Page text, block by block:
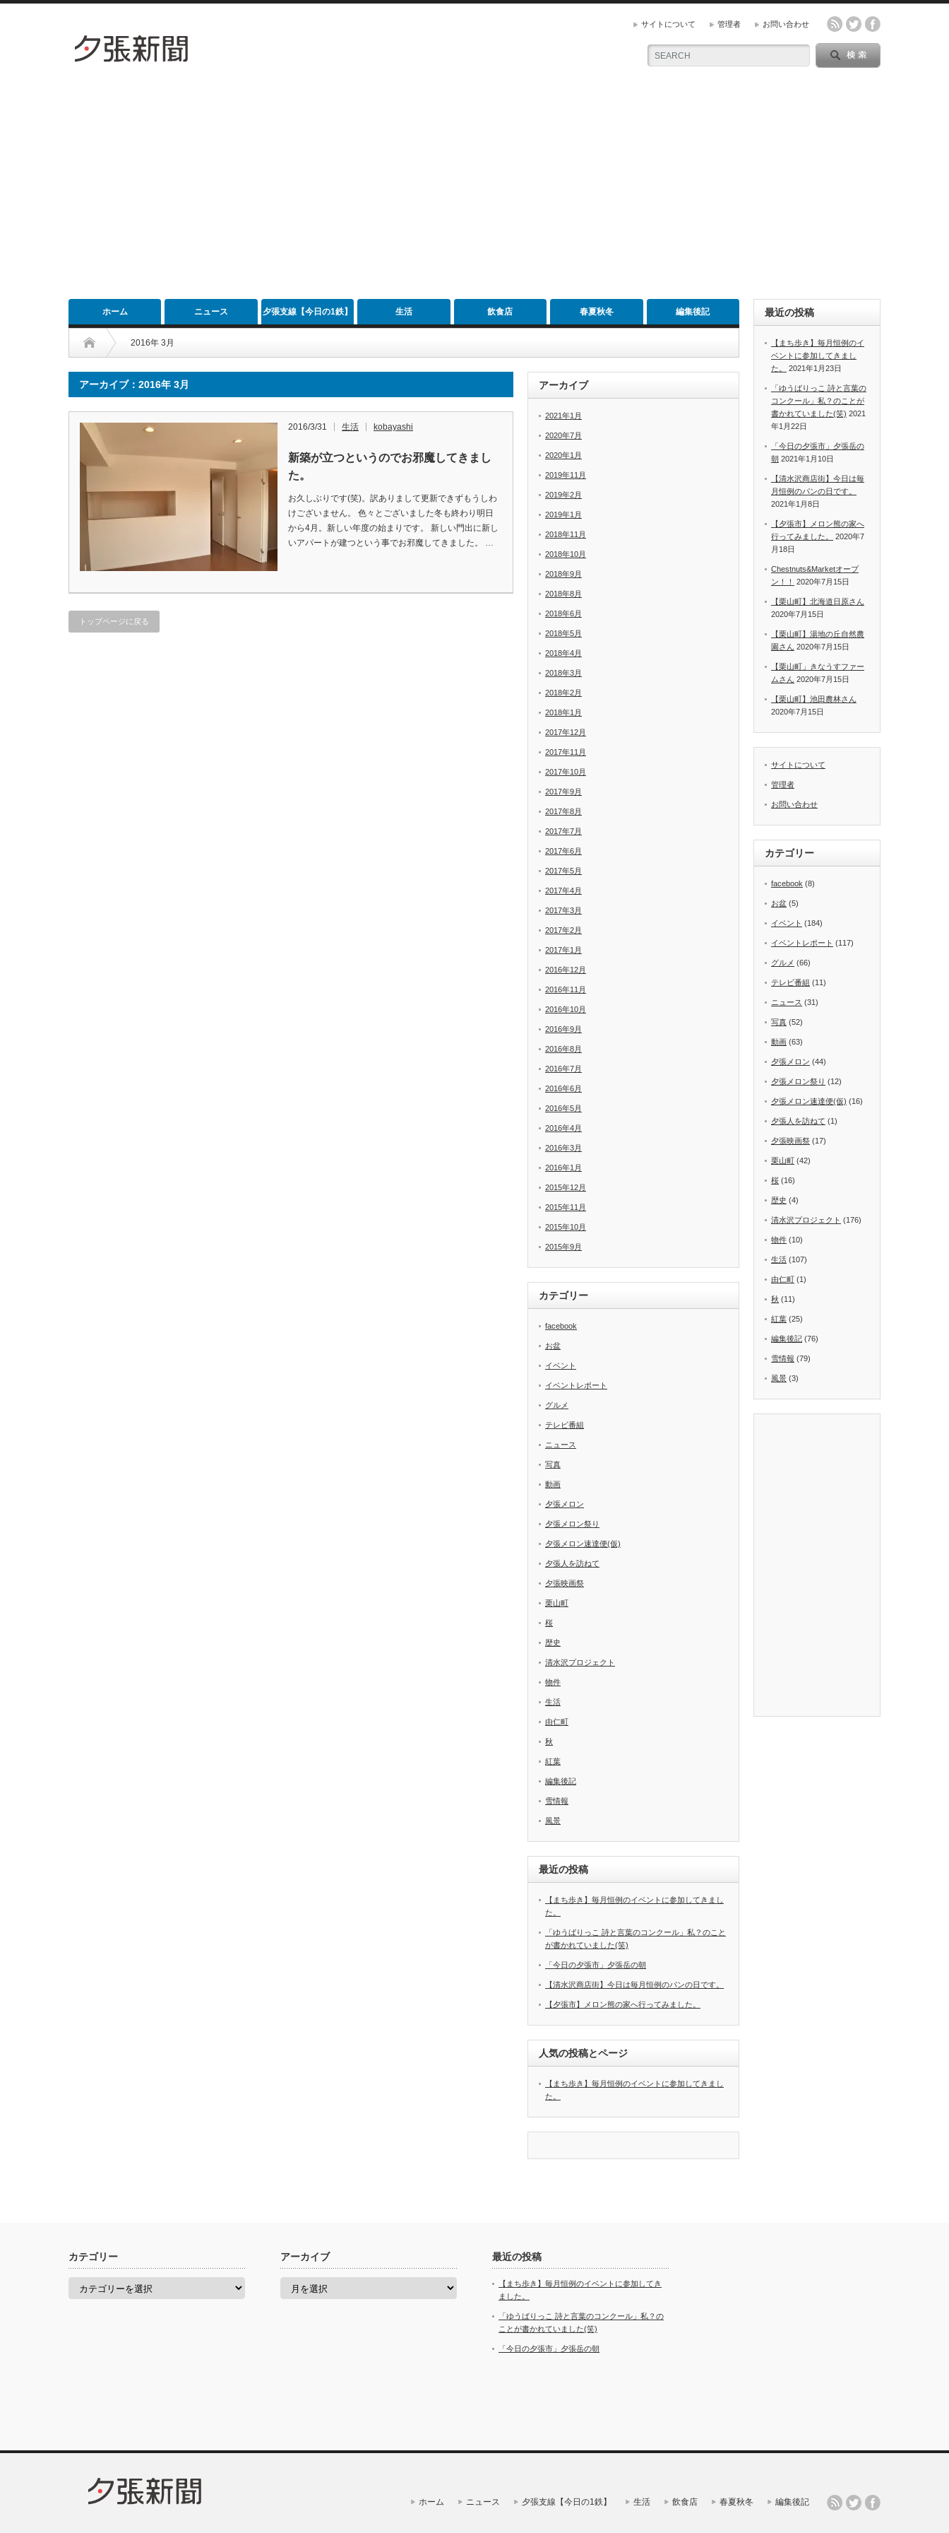
サイトについて 管理者 お問い合わせ
ホーム ニュース 夕張支線【今日の1鉄】 生活 飲食店 春夏秋冬 編集後記
2016年 3月
アーカイブ：2016年 3月
2016/3/31 生活 kobayashi
新築が立つというのでお邪魔してきまし
た。
お久しぶりです(笑)。訳ありまして更新できずもうしわ
けございません。 色々とございました冬も終わり明日
から4月。新しい年度の始まりです。 新しい門出に新し
いアパートが建つという事でお邪魔してきました。 …
トップページに戻る
アーカイブ
2021年1月
2020年7月
2020年1月
2019年11月
2019年2月
2019年1月
2018年11月
2018年10月
2018年9月
2018年8月
2018年6月
2018年5月
2018年4月
2018年3月
2018年2月
2018年1月
2017年12月
2017年11月
2017年10月
2017年9月
2017年8月
2017年7月
2017年6月
2017年5月
2017年4月
2017年3月
2017年2月
2017年1月
2016年12月
2016年11月
2016年10月
2016年9月
2016年8月
2016年7月
2016年6月
2016年5月
2016年4月
2016年3月
2016年1月
2015年12月
2015年11月
2015年10月
2015年9月
カテゴリー
facebook
お盆
イベント
イベントレポート
グルメ
テレビ番組
ニュース
写真
動画
夕張メロン
夕張メロン祭り
夕張メロン速達便(仮)
夕張人を訪ねて
夕張映画祭
栗山町
桜
歴史
清水沢プロジェクト
物件
生活
由仁町
秋
紅葉
編集後記
雪情報
風景
最近の投稿
【まち歩き】毎月恒例のイベントに参加してきまし
た。
「ゆうばりっこ 詩と言葉のコンクール」私？のこと
が書かれていました(笑)
「今日の夕張市」夕張岳の朝
【清水沢商店街】今日は毎月恒例のパンの日です。
【夕張市】メロン熊の家へ行ってみました。
人気の投稿とページ
【まち歩き】毎月恒例のイベントに参加してきまし
た。
最近の投稿
【まち歩き】毎月恒例のイ
ベントに参加してきまし
た。
2021年1月23日
「ゆうばりっこ 詩と言葉の
コンクール」私？のことが
書かれていました(笑) 2021
年1月22日
「今日の夕張市」夕張岳の
朝 2021年1月10日
【清水沢商店街】今日は毎
月恒例のパンの日です。
2021年1月8日
【夕張市】メロン熊の家へ
行ってみました。
2020年7
月18日
Chestnuts&Marketオープ
ン！！
2020年7月15日
【栗山町】北海道日原さん
2020年7月15日
【栗山町】湯地の丘自然農
園さん 2020年7月15日
【栗山町」きなうすファー
ムさん 2020年7月15日
【栗山町】池田農林さん
2020年7月15日
サイトについて
管理者
お問い合わせ
カテゴリー
facebook (8)
お盆 (5)
イベント (184)
イベントレポート (117)
グルメ (66)
テレビ番組 (11)
ニュース (31)
写真 (52)
動画 (63)
夕張メロン (44)
夕張メロン祭り (12)
夕張メロン速達便(仮) (16)
夕張人を訪ねて (1)
夕張映画祭 (17)
栗山町 (42)
桜 (16)
歴史 (4)
清水沢プロジェクト (176)
物件 (10)
生活 (107)
由仁町 (1)
秋 (11)
紅葉 (25)
編集後記 (76)
雪情報 (79)
風景 (3)
カテゴリー
カ
アーカイブ
ア
最近の投稿
【まち歩き】毎月恒例のイベントに参加してき
ました。
「ゆうばりっこ 詩と言葉のコンクール」私？の
ことが書かれていました(笑)
「今日の夕張市」夕張岳の朝
ホーム ニュース 夕張支線【今日の1鉄】 生活 飲食店 春夏秋冬 編集後記